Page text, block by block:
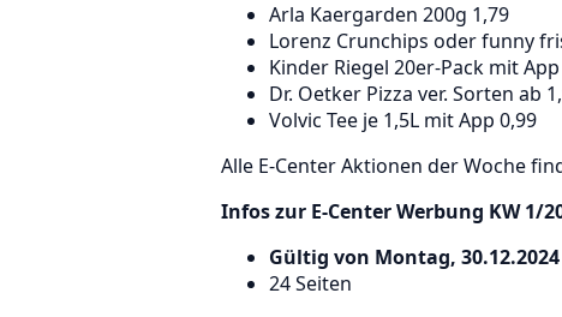
Arla Kaergarden 200g 1,79
Lorenz Crunchips oder funny
Kinder Riegel 20er-Pack mit
Dr. Oetker Pizza ver. Sorten ab
Volvic Tee je 1,5L mit App 0,99
Alle E-Center Aktionen der Woche
Infos zur E-Center Werbung KW 1/
Gültig von Montag,
24 Seiten